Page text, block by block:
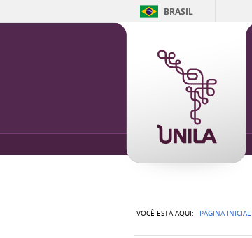
BRASIL
VOCÊ ESTÁ AQUI: PÁGINA INICIAL